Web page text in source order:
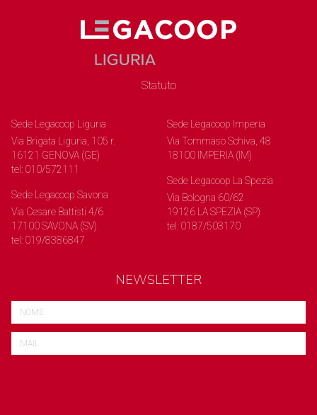
Statuto
Sede Legacoop Liguria
Via Brigata Liguria, 105 r.
16121 GENOVA (GE)
tel: 010/572111
Sede Legacoop Savona
Via Cesare Battisti 4/6
17100 SAVONA (SV)
tel: 019/8386847
Sede Legacoop Imperia
Via Tommaso Schiva, 48
18100 IMPERIA (IM)
Sede Legacoop La Spezia
Via Bologna 60/62
19126 LA SPEZIA (SP)
tel: 0187/503170
NEWSLETTER